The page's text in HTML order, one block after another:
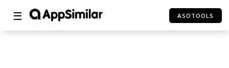
☰ ASOTOOLS